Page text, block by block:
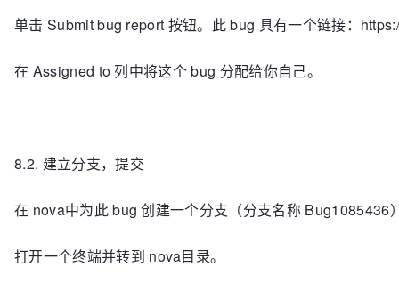
单击 Submit bug report 按钮。此 bug 具有一个链接：
在 Assigned to 列中将这个 bug 分配给你自己。
8.2. 建立分支，提交
在 nova中为此 bug 创建一个分支（分支名称 Bug1085436
打开一个终端并转到 nova目录。